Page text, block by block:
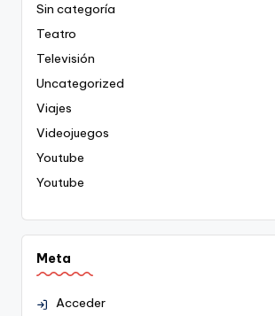
Sin categoría
Teatro
Televisión
Uncategorized
Viajes
Videojuegos
Youtube
Youtube
Meta
Acceder